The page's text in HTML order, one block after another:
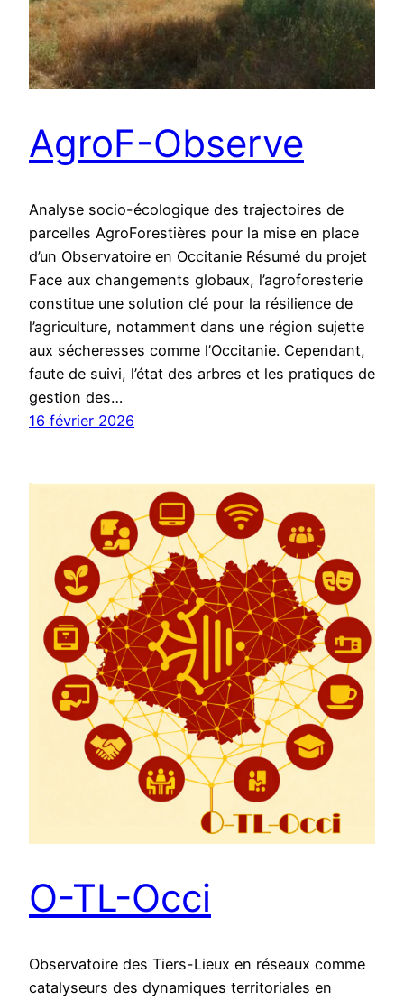
AgroF-Observe
Analyse socio-écologique des trajectoires de
parcelles AgroForestières pour la mise en place
d’un Observatoire en Occitanie Résumé du projet
Face aux changements globaux, l’agroforesterie
constitue une solution clé pour la résilience de
l’agriculture, notamment dans une région sujette
aux sécheresses comme l’Occitanie. Cependant,
faute de suivi, l’état des arbres et les pratiques de
gestion des…
16 février 2026
O-TL-Occi
Observatoire des Tiers-Lieux en réseaux comme
catalyseurs des dynamiques territoriales en